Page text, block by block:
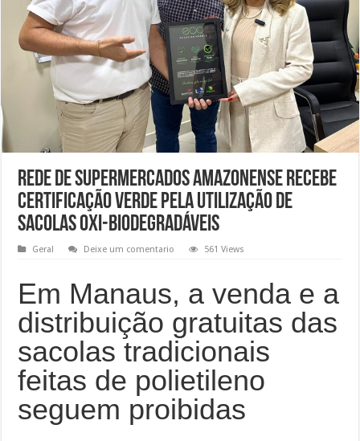
Rede de Supermercados amazonense recebe
certificação verde pela utilização de
sacolas oxi-biodegradáveis
Geral Deixe um comentario 561 Views
Em Manaus, a venda e a
distribuição gratuitas das
sacolas tradicionais
feitas de polietileno
seguem proibidas